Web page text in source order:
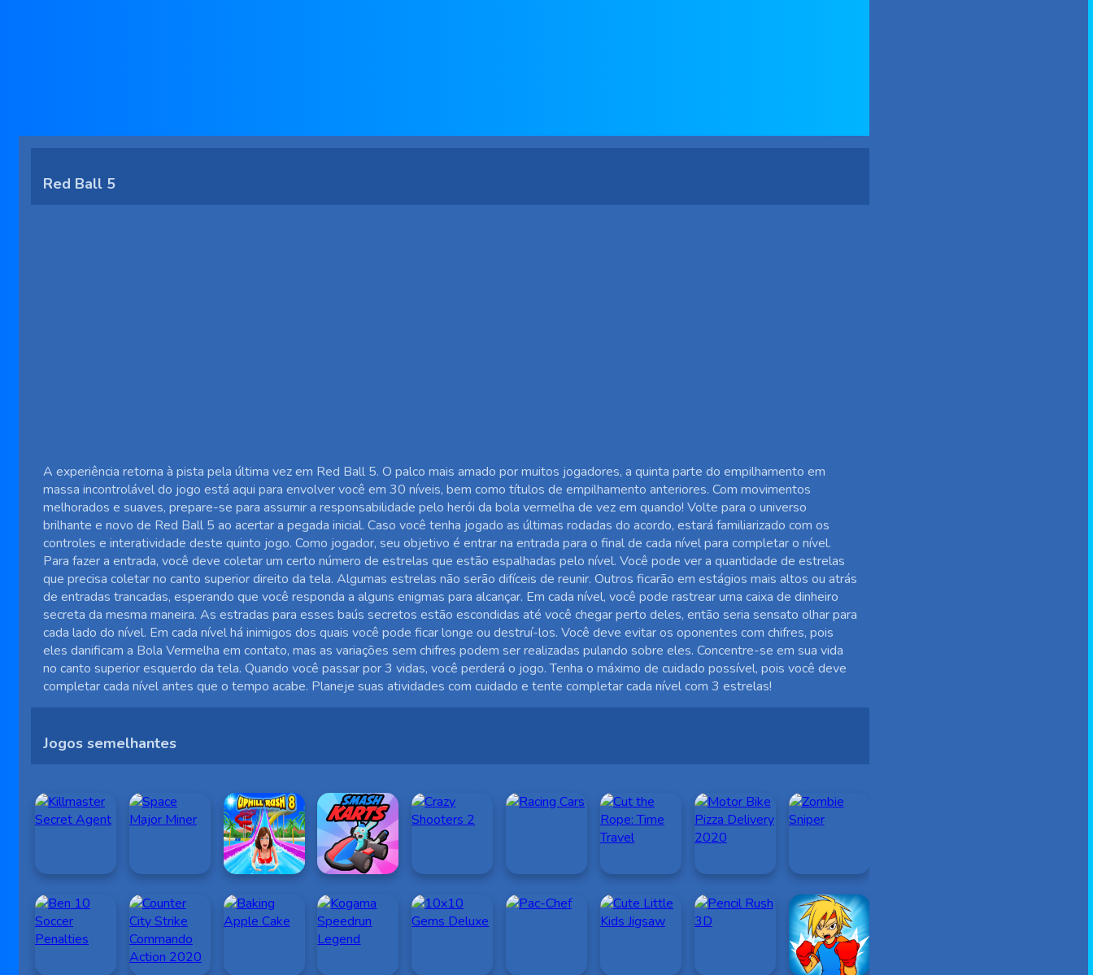
Red Ball 5
A experiência retorna à pista pela última vez em Red Ball 5. O palco mais amado por muitos jogadores, a quinta parte do empilhamento em
massa incontrolável do jogo está aqui para envolver você em 30 níveis, bem como títulos de empilhamento anteriores. Com movimentos
melhorados e suaves, prepare-se para assumir a responsabilidade pelo herói da bola vermelha de vez em quando! Volte para o universo
brilhante e novo de Red Ball 5 ao acertar a pegada inicial. Caso você tenha jogado as últimas rodadas do acordo, estará familiarizado com os
controles e interatividade deste quinto jogo. Como jogador, seu objetivo é entrar na entrada para o final de cada nível para completar o nível.
Para fazer a entrada, você deve coletar um certo número de estrelas que estão espalhadas pelo nível. Você pode ver a quantidade de estrelas
que precisa coletar no canto superior direito da tela. Algumas estrelas não serão difíceis de reunir. Outros ficarão em estágios mais altos ou atrás
de entradas trancadas, esperando que você responda a alguns enigmas para alcançar. Em cada nível, você pode rastrear uma caixa de dinheiro
secreta da mesma maneira. As estradas para esses baús secretos estão escondidas até você chegar perto deles, então seria sensato olhar para
cada lado do nível. Em cada nível há inimigos dos quais você pode ficar longe ou destruí-los. Você deve evitar os oponentes com chifres, pois
eles danificam a Bola Vermelha em contato, mas as variações sem chifres podem ser realizadas pulando sobre eles. Concentre-se em sua vida
no canto superior esquerdo da tela. Quando você passar por 3 vidas, você perderá o jogo. Tenha o máximo de cuidado possível, pois você deve
completar cada nível antes que o tempo acabe. Planeje suas atividades com cuidado e tente completar cada nível com 3 estrelas!
Jogos semelhantes